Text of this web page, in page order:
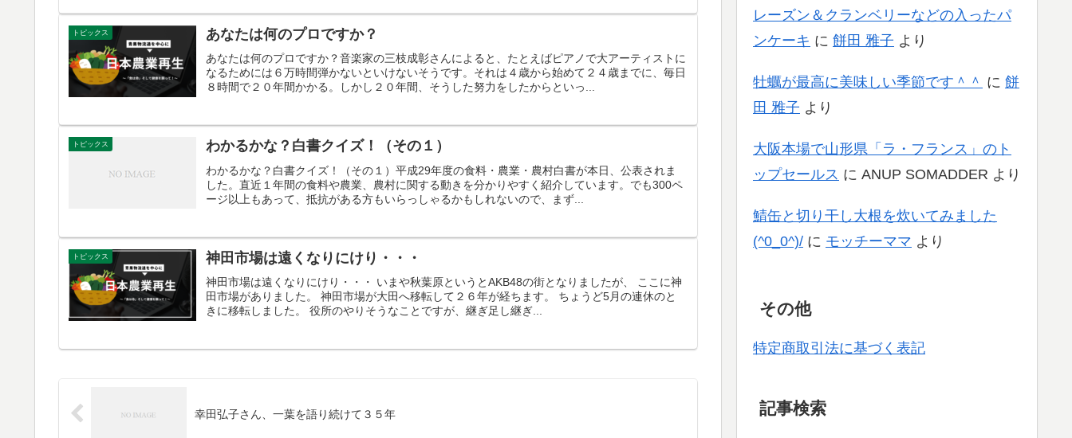
トピックス あなたは何のプロですか？
あなたは何のプロですか？音楽家の三枝成彰さんによると、たとえばピアノで大アーティストに
なるためには６万時間弾かないといけないそうです。それは４歳から始めて２４歳までに、毎日
８時間で２０年間かかる。しかし２０年間、そうした努力をしたからといっ...
トピックス わかるかな？白書クイズ！（その１）
わかるかな？白書クイズ！（その１）平成29年度の食料・農業・農村白書が本日、公表されま
した。直近１年間の食料や農業、農村に関する動きを分かりやすく紹介しています。でも300ペ
ージ以上もあって、抵抗がある方もいらっしゃるかもしれないので、まず...
トピックス 神田市場は遠くなりにけり・・・
神田市場は遠くなりにけり・・・ いまや秋葉原というとAKB48の街となりましたが、 ここに神
田市場がありました。 神田市場が大田へ移転して２６年が経ちます。 ちょうど5月の連休のと
きに移転しました。 役所のやりそうなことですが、継ぎ足し継ぎ...
幸田弘子さん、一葉を語り続けて３５年
レーズン＆クランベリーなどの入ったパ
ンケーキ に 餅田 雅子 より
牡蠣が最高に美味しい季節です＾＾ に 餅
田 雅子 より
大阪本場で山形県「ラ・フランス」のト
ップセールス に ANUP SOMADDER より
鯖缶と切り干し大根を炊いてみました
(^0_0^)/ に モッチーママ より
その他
特定商取引法に基づく表記
記事検索